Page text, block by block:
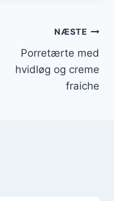
NÆSTE
Porretærte med
hvidløg og creme
fraiche